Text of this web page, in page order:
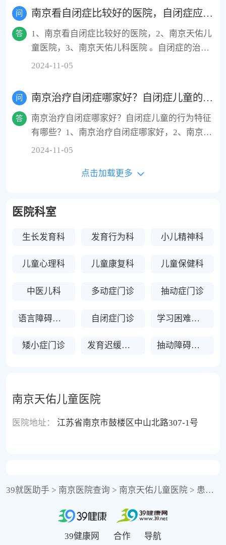
庭和社会带来一定的负担。 最后，自闭症患者还
可能面临心理健康问题，如焦虑、抑郁等。他们
可能对自己的状况和无法融入社会感到沮丧和无
助，这种心理状态可能进一步影响到他们的生活
质量。 综上所述，自闭症带来的危害是多方面
及心理健康问题等。因此，对于自闭症患者，我
们需要提供全面的支持和干预，帮助他们克服这
些挑战，提高他们的生活质量。同时，我们也需
要加强对自闭症的认识和理解，以减少对他们的
歧视和排斥。
院就诊，以免错过干预的最好时机
问 南京看自闭症比较好的医院，自闭症应该怎么治疗？
答
1、南京看自闭症比较好的医院，2、南京天佑儿
童医院，3、南京天佑儿科医院 。自闭症的治疗
是一个综合性的过程，涉及多个方面的方法。以
疗法；3.感觉统合训练；4.中医治疗；5.物理治
疗；6.音乐治疗；7.美术治疗；8.社交技能训练；
9.认知行为疗法；10.家庭治疗。此外，营养支持
也是重要的辅助治疗方法。自闭症的治疗需要个
体化、综合化，并且需要家庭、学校和社会的共
程，提供一个温馨且充满爱意的家庭环境，有利
2024-11-05
问 南京治疗自闭症哪家好？自闭症儿童的行为特征有哪些？
答
南京治疗自闭症哪家好？自闭症儿童的行为特征
有哪些？1、南京治疗自闭症哪家好，2、南京天
佑儿童医院，3、南京天佑儿科医院 。自闭症儿
碍；2.语言发展迟缓；3.重复刻板行为；4.兴趣范
征可能会因个体差异而有所不同，且可能随着儿
童的成长和环境的变化而发生变化。
2024-11-05
点击加载更多
医院科室
生长发育科 发育行为科 小儿精神科
儿童心理科 儿童康复科 儿童保健科
中医儿科 多动症门诊 抽动症门诊
语言障碍门诊 自闭症门诊 学习困难门诊
矮小症门诊 发育迟缓门诊 抽动障碍门诊
南京天佑儿童医院
医院地址： 江苏省南京市鼓楼区中山北路307-1号
39就医助手 > 南京医院查询 > 南京天佑儿童医院 > 患者答疑
39健康网 合作 导航